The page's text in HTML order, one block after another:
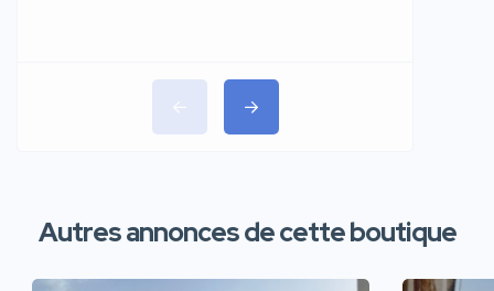
Autres annonces de cette boutique